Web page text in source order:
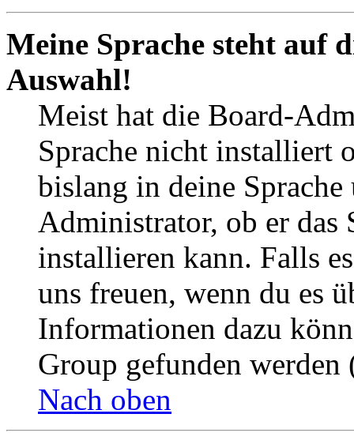
Meine Sprache steht auf
Auswahl!
Meist hat die Board-
Sprache nicht installiert
bislang in deine
Administrator, ob er das
installieren kann. Falls
uns freuen, wenn du es
Informationen dazu
Group gefunden
Nach oben